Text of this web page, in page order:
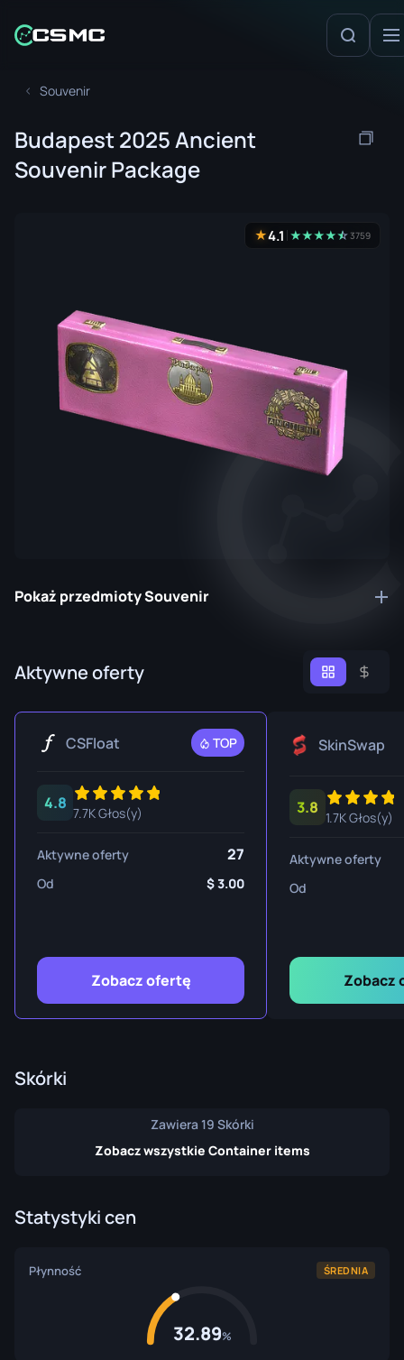
Souvenir
Budapest 2025 Ancient
Souvenir Package
★4.1 ★★★★★
☆3759
Pokaż przedmioty Souvenir
Aktywne oferty
CSFloat TOP
4.8
7.7K Głos(y)
Aktywne oferty 27
Od 3.00
Zobacz ofertę
SkinSwap
3.8
1.7K Głos(y)
Aktywne oferty
Od
Zobacz
Skórki
Zawiera 19 Skórki
Zobacz wszystkie Container items
Statystyki cen
Płynność ŚREDNIA
32.89%